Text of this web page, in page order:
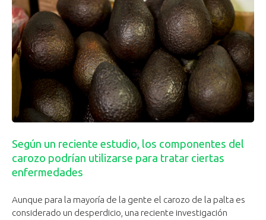
Según un reciente estudio, los componentes del
carozo podrían utilizarse para tratar ciertas
enfermedades
Aunque para la mayoría de la gente el carozo de la palta es
considerado un desperdicio, una reciente investigación